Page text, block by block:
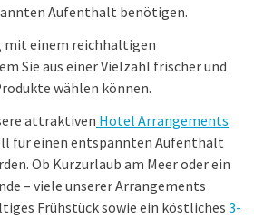
Aufenthalt benötigen.
mit einem reichhaltigen
Sie aus einer Vielzahl frischer und
wählen können.
attraktiven Hotel Arrangements
für einen entspannten Aufenthalt
Ob Kurzurlaub am Meer oder ein
– viele unserer Arrangements
Frühstück sowie ein köstliches 3-